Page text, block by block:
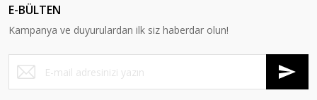
E-BÜLTEN
Kampanya ve duyurulardan ilk siz haberdar olun!